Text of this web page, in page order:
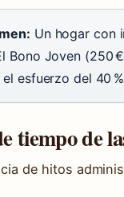
Un hogar con
Bono Joven (250
esfuerzo del 40
tiempo de
de hitos